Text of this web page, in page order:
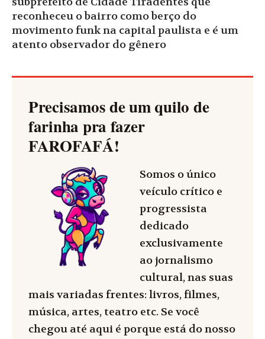
reconheceu o bairro como berço do
movimento funk na capital paulista e é um
atento observador do gênero
Precisamos de um quilo de
farinha pra fazer
FAROFAFÁ!
Somos o único
veículo crítico e
progressista
dedicado
exclusivamente
ao jornalismo
cultural, nas suas
mais variadas frentes: livros, filmes,
música, artes, teatro etc. Se você
chegou até aqui é porque está do nosso